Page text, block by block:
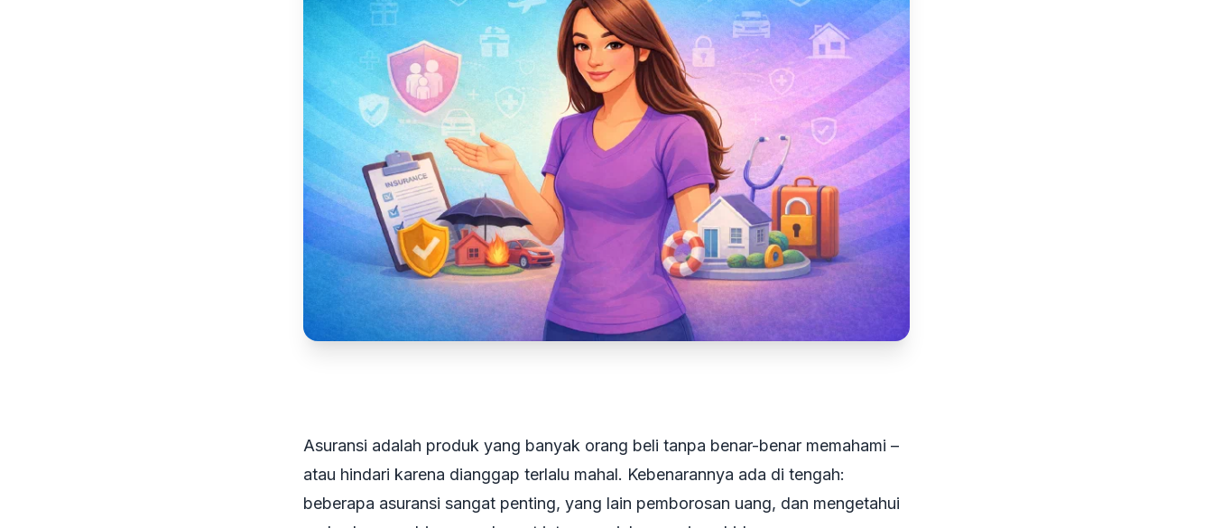
Asuransi adalah produk yang banyak orang beli tanpa benar-benar memahami –
atau hindari karena dianggap terlalu mahal. Kebenarannya ada di tengah:
beberapa asuransi sangat penting, yang lain pemborosan uang, dan mengetahui